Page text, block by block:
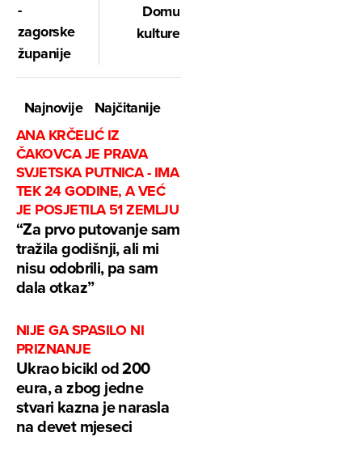
-
zagorske
županije
Domu
kulture
Najnovije
Najčitanije
ANA KRČELIĆ IZ
ČAKOVCA JE PRAVA
SVJETSKA PUTNICA - IMA
TEK 24 GODINE, A VEĆ
JE POSJETILA 51 ZEMLJU
“Za prvo putovanje sam
tražila godišnji, ali mi
nisu odobrili, pa sam
dala otkaz”
NIJE GA SPASILO NI
PRIZNANJE
Ukrao bicikl od 200
eura, a zbog jedne
stvari kazna je narasla
na devet mjeseci